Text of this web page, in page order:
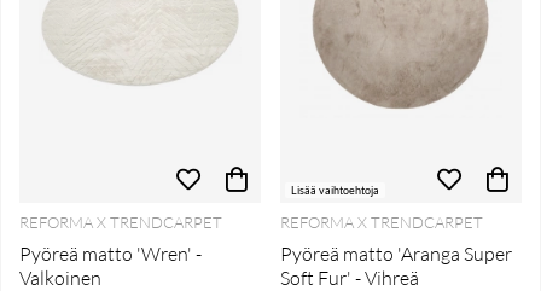
REFORMA X TRENDCARPET
Pyöreä matto 'Wren' -
Valkoinen
Lisää vaihtoehtoja
REFORMA X TRENDCARPET
Pyöreä matto 'Aranga Super
Soft Fur' - Vihreä